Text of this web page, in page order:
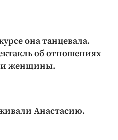
она танцевала.
об отношениях
женщины.
Анастасию.